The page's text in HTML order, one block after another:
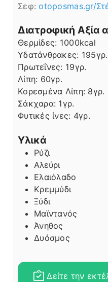
Σεφ:otoposmas.gr/
Διατροφική Αξία
Θερμίδες: 1000kcal
Υδατάνθρακες: 195γρ.
Πρωτεΐνες: 19γρ.
Λίπη
Λίπη: 60γρ.
Κορεσμένα Λίπη: 8γρ.
Σάκχαρα: 1γρ.
Φυτικές ίνες: 4γρ.
Υλικά
Ρύζι
Αλεύρι
Ελαιόλαδο
Κρεμμύδι
Ξύδι
Μαϊντανός
Άνηθος
Δυόσμος
Δείτε την